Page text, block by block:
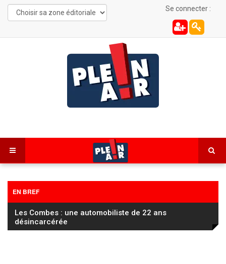
Se connecter :
EN BREF
Les Combes : une automobiliste de 22 ans
désincarcérée